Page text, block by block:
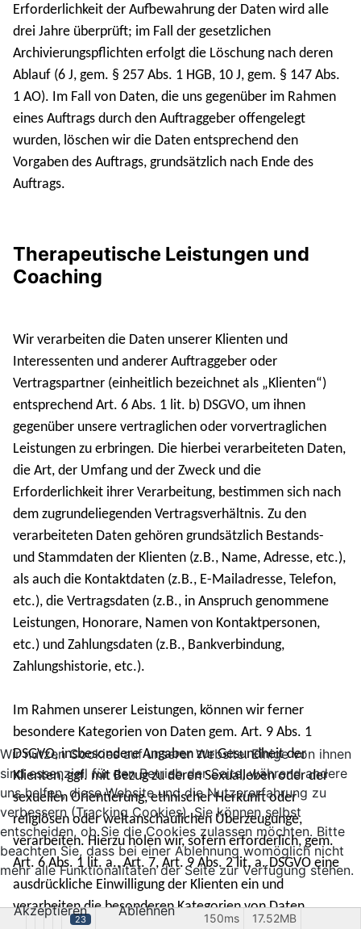
Erforderlichkeit der Aufbewahrung der Daten wird alle
drei Jahre überprüft; im Fall der gesetzlichen
Archivierungspflichten erfolgt die Löschung nach deren
Ablauf (6 J, gem. § 257 Abs. 1 HGB, 10 J, gem. § 147 Abs.
1 AO). Im Fall von Daten, die uns gegenüber im Rahmen
eines Auftrags durch den Auftraggeber offengelegt
wurden, löschen wir die Daten entsprechend den
Vorgaben des Auftrags, grundsätzlich nach Ende des
Auftrags.
Therapeutische Leistungen und
Coaching
Wir verarbeiten die Daten unserer Klienten und
Interessenten und anderer Auftraggeber oder
Vertragspartner (einheitlich bezeichnet als „Klienten“)
entsprechend Art. 6 Abs. 1 lit. b) DSGVO, um ihnen
gegenüber unsere vertraglichen oder vorvertraglichen
Leistungen zu erbringen. Die hierbei verarbeiteten Daten,
die Art, der Umfang und der Zweck und die
Erforderlichkeit ihrer Verarbeitung, bestimmen sich nach
dem zugrundeliegenden Vertragsverhältnis. Zu den
verarbeiteten Daten gehören grundsätzlich Bestands-
und Stammdaten der Klienten (z.B., Name, Adresse, etc.),
als auch die Kontaktdaten (z.B., E-Mailadresse, Telefon,
etc.), die Vertragsdaten (z.B., in Anspruch genommene
Leistungen, Honorare, Namen von Kontaktpersonen,
etc.) und Zahlungsdaten (z.B., Bankverbindung,
Zahlungshistorie, etc.).
Im Rahmen unserer Leistungen, können wir ferner
besondere Kategorien von Daten gem. Art. 9 Abs. 1
DSGVO, insbesondere Angaben zur Gesundheit der
Klienten, ggf. mit Bezug zu deren Sexualleben oder der
sexuellen Orientierung, ethnischer Herkunft oder
religiösen oder weltanschaulichen Überzeugunge,
verarbeiten. Hierzu holen wir, sofern erforderlich, gem.
Art. 6 Abs. 1 lit. a., Art. 7, Art. 9 Abs. 2 lit. a. DSGVO eine
ausdrückliche Einwilligung der Klienten ein und
verarbeiten die besonderen Kategorien von Daten
Wir nutzen Cookies auf unserer Website. Einige von ihnen
sind essenziell für den Betrieb der Seite, während andere
uns helfen, diese Website und die Nutzererfahrung zu
verbessern (Tracking Cookies). Sie können selbst
entscheiden, ob Sie die Cookies zulassen möchten. Bitte
beachten Sie, dass bei einer Ablehnung womöglich nicht
mehr alle Funktionalitäten der Seite zur Verfügung stehen.
Akzeptieren Ablehnen
23 17.52MB
150ms